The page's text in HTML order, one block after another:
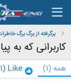
برگرفته از برگ برگ
کاربرانی که به پیام 52# واکنش نشان
همه (1)
Like
(1)